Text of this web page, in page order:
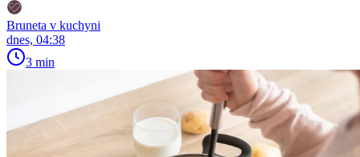
Bruneta v kuchyni
dnes, 04:38
3 min